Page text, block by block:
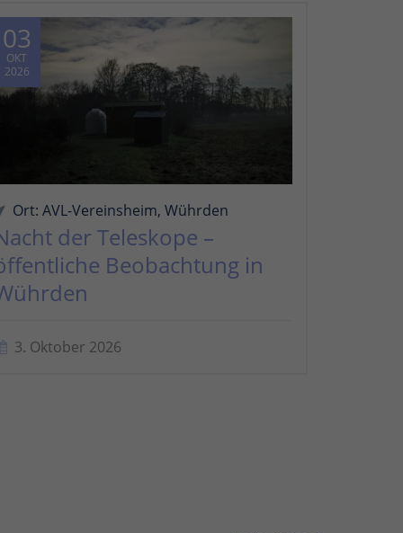
03
OKT
2026
Ort: AVL-Vereinsheim, Wührden
der Teleskope –
Beobachtung in
3. Oktober 2026